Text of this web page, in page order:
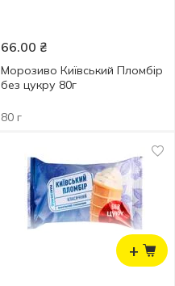
66.00 ₴
Морозиво Київський Пломбір
без цукру 80г
80 г
+